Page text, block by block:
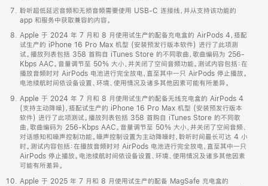
聆听超低延迟音频和无损音频需要使用 USB-C 连接线，并从支持该功能的
app 和服务中获取兼容的内容。
Apple 于 2024 年 7 月和 8 月使用试生产的配备充电盒的 AirPods 4，搭配
试生产的 iPhone 16 Pro Max 机型 (安装预发行版本软件) 进行了此项测
试。播放列表包括 358 首购自 iTunes Store 的不同歌曲，歌曲编码为 256-
Kbps AAC。音量调节至 50% 大小，并关闭了空间音频功能。测试内容包括：在
播放音频时对 AirPods 电池进行完全放电，直至其中一只 AirPods 停止播放。
电池续航时间依设备设置、环境、使用情况及诸多其他因素可能有所差异。
Apple 于 2024 年 7 月和 8 月使用试生产的配备无线充电盒的 AirPods 4
(支持主动降噪)，搭配试生产的 iPhone 16 Pro Max 机型 (安装预发行版本
软件) 进行了此项测试。播放列表包括 358 首购自 iTunes Store 的不同歌
曲，歌曲编码为 256-Kbps AAC。音量调节至 50% 大小，并关闭了空间音频、
对话感知和噪声控制功能。噪声控制设置为主动降噪时，聆听时间最长可达 4 小
时。测试内容包括：在播放音频时对 AirPods 电池进行完全放电，直至其中一只
AirPods 停止播放。电池续航时间依设备设置、环境、使用情况及诸多其他因素
可能有所差异。
Apple 于 2025 年 7 月和 8 月使用试生产的配备 MagSafe 充电盒的